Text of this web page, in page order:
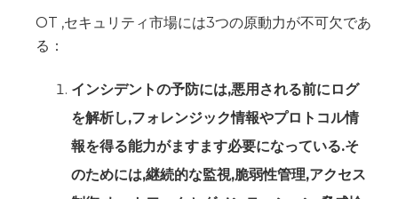
OT ,セキュリティ市場には3つの原動力が不可欠であ
る：
インシデントの予防には,悪用される前にログ
を解析し,フォレンジック情報やプロトコル情
報を得る能力がますます必要になっている.そ
のためには,継続的な監視,脆弱性管理,アクセス